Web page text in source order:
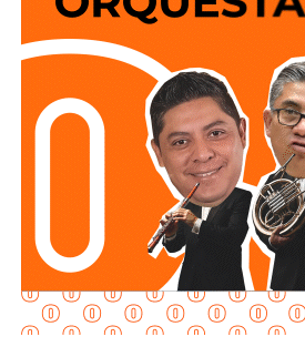
Explicó que la propuesta se
principales: e stablecer de manera
determinadas conductas
alimentario
y penalizar la
personas que, con conocimiento de
existente, contribuyan a impedir su
La diputada María Dolores Robles
modificación busca brindar mayores
para proteger el derecho de niñas,
personas acreedoras alimentarias,
maniobras de carácter patrimonial